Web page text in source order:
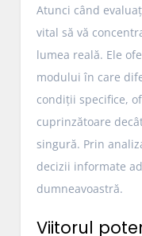
Atunci când
vital să vă
lumea reală. Ele
modului în care
condiții specifice,
cuprinzătoare
singură. Prin
decizii informate
dumneavoastră.
Viitorul